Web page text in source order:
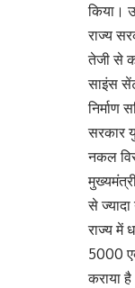
किया।
राज्य
तेजी से
साइंस
निर्माण
सरकार
नकल
से
राज्य में
5000
कराया